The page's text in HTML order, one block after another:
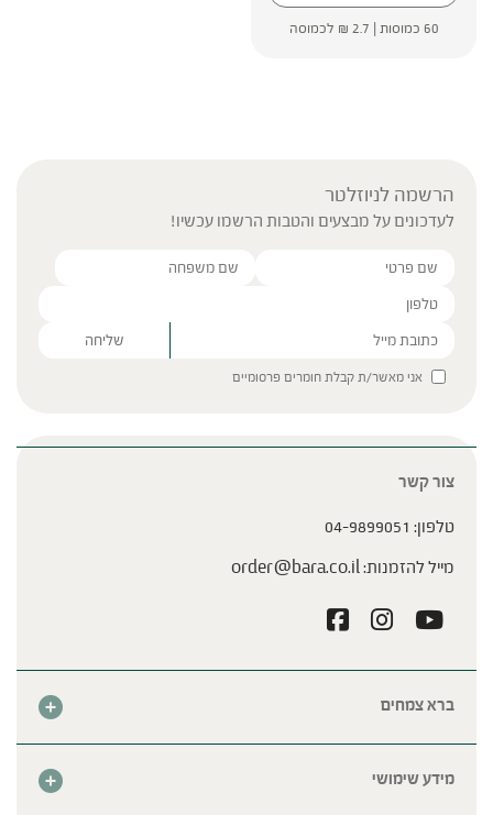
60 כמוסות | ₪ 2.7 לכמוסה
הרשמה לניוזלטר
לעדכונים על מבצעים והטבות הרשמו עכשיו!
Please leave this field empty.
אני מאשר/ת קבלת חומרים פרסומיים
ברא צמחים
מידע שימושי
צור קשר
טלפון: 04-9899051
מייל להזמנות:order@bara.co.il